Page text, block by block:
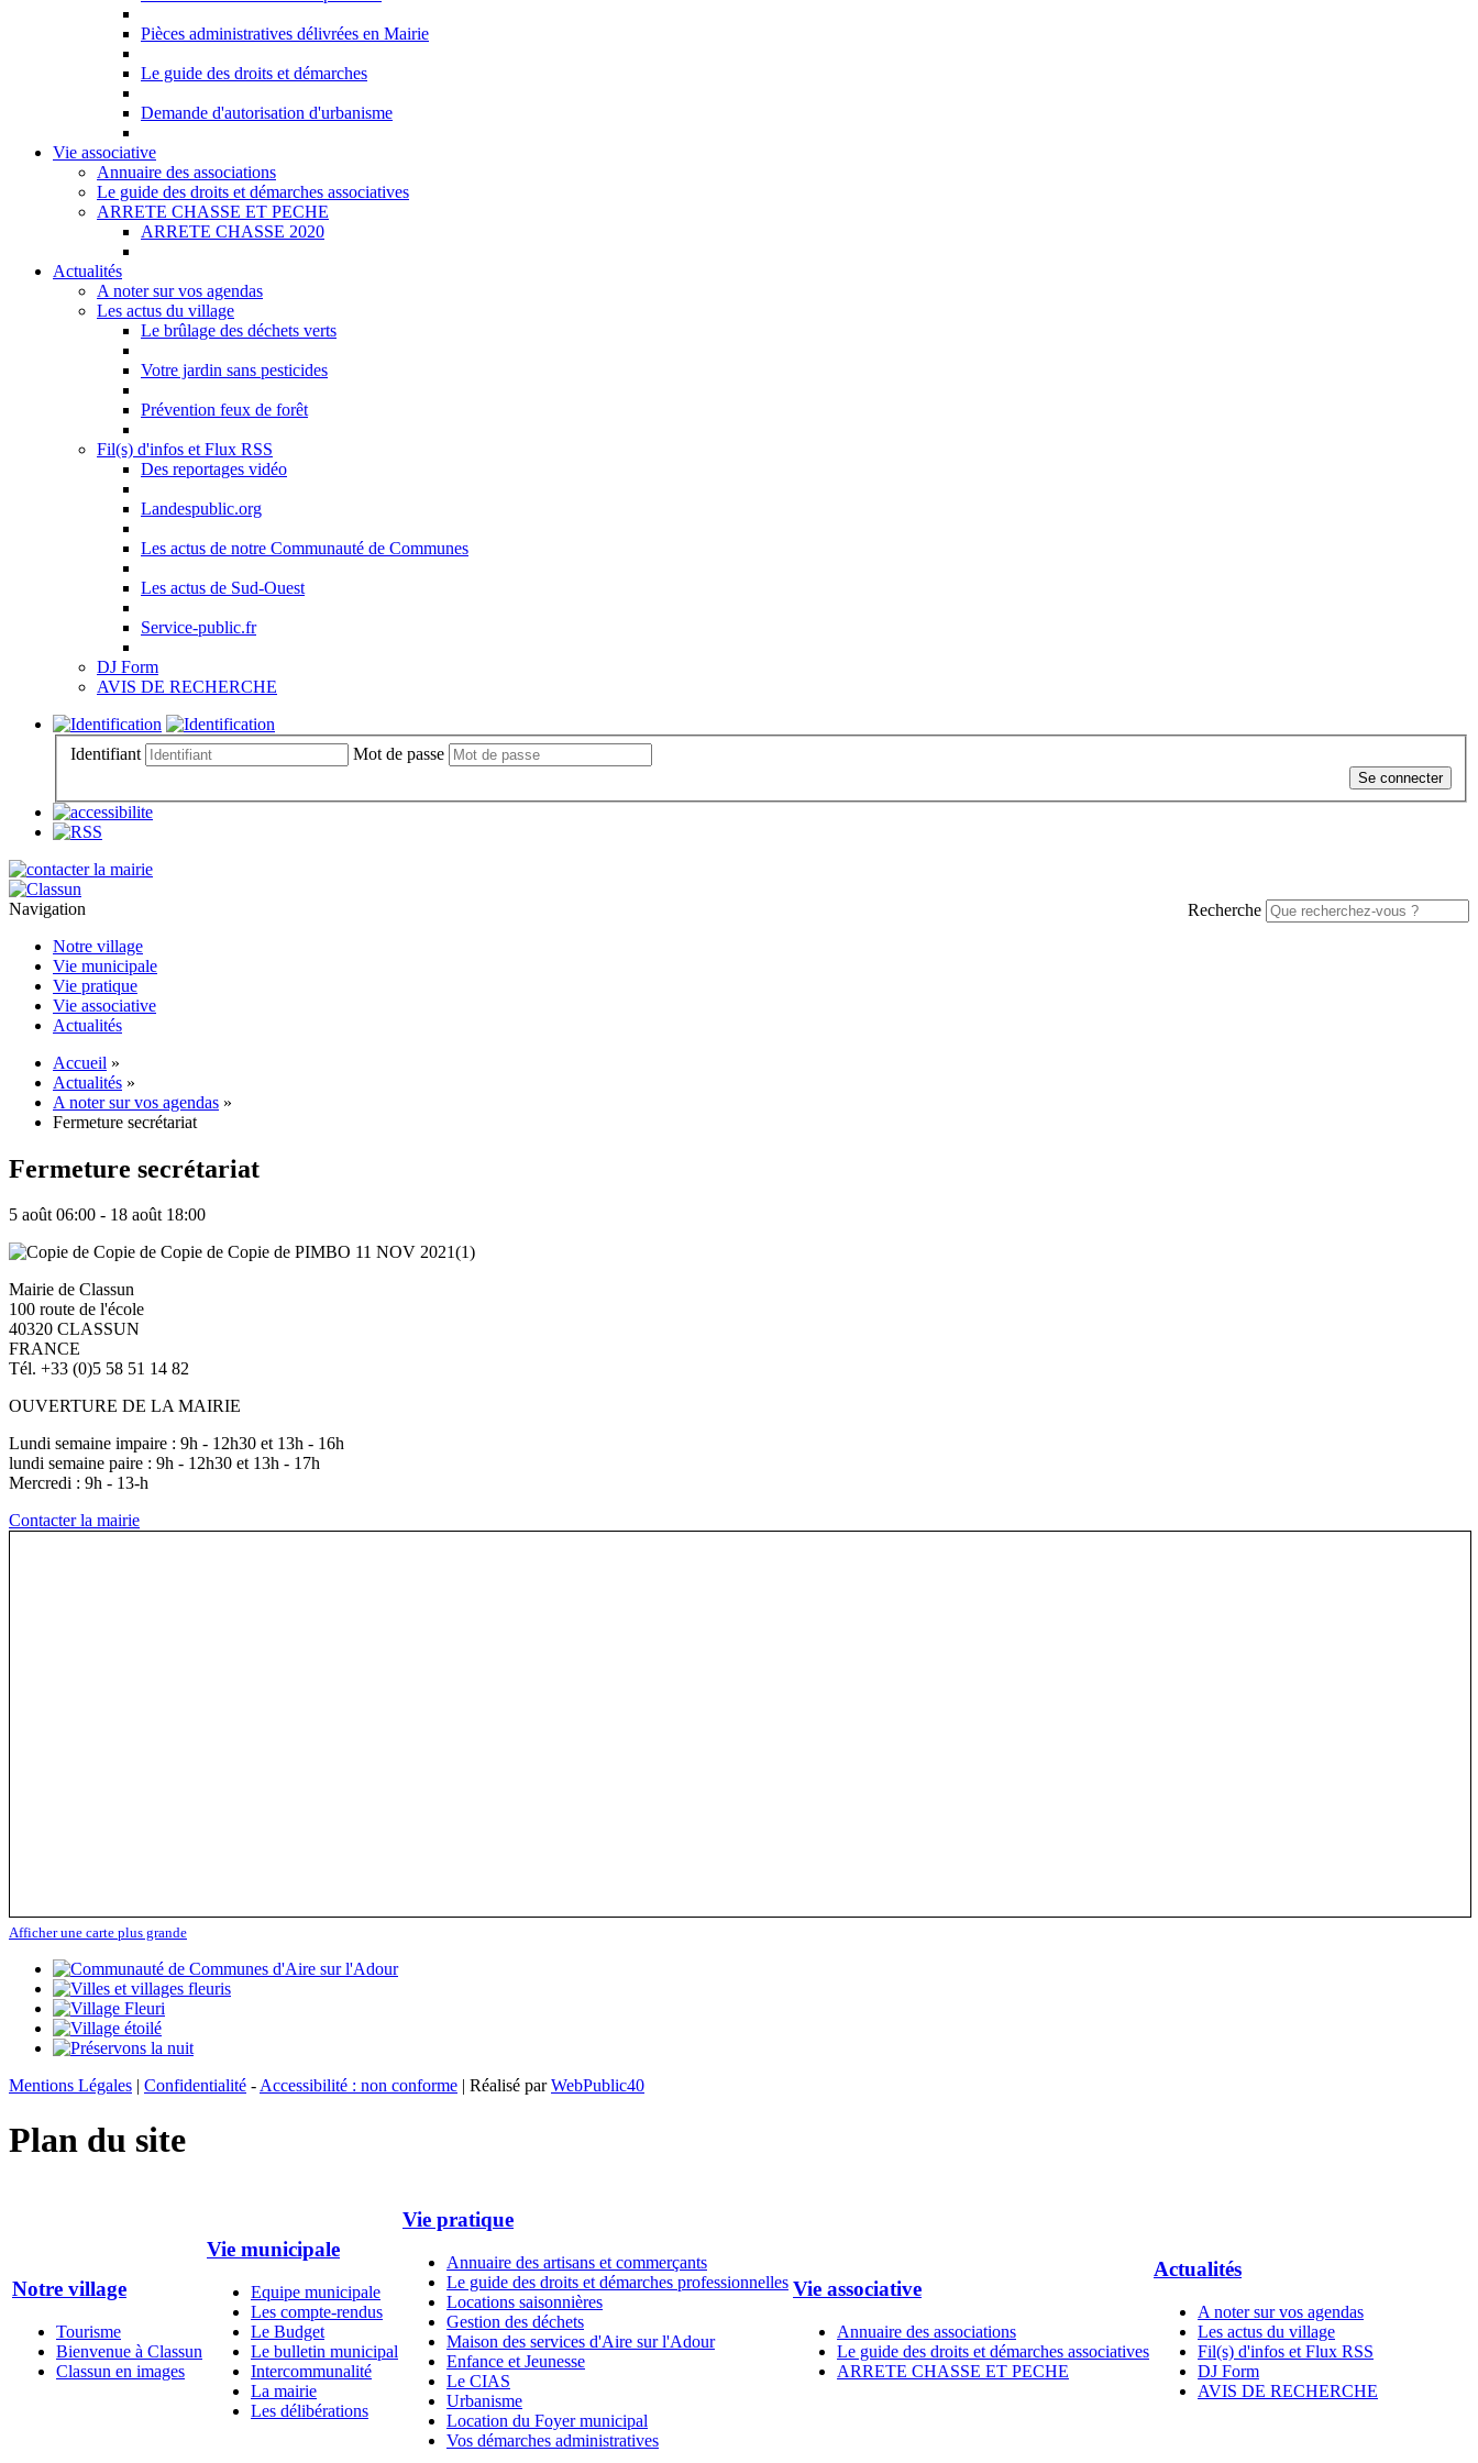
Pièces administratives délivrées en Mairie
Le guide des droits et démarches
Demande d'autorisation d'urbanisme
Vie associative
Annuaire des associations
Le guide des droits et démarches associatives
ARRETE CHASSE ET PECHE
ARRETE CHASSE 2020
Actualités
A noter sur vos agendas
Les actus du village
Le brûlage des déchets verts
Votre jardin sans pesticides
Prévention feux de forêt
Fil(s) d'infos et Flux RSS
Des reportages vidéo
Landespublic.org
Les actus de notre Communauté de Communes
Les actus de Sud-Ouest
Service-public.fr
DJ Form
AVIS DE RECHERCHE
Identifiant Mot de passe
Se connecter
Recherche
Navigation
Notre village
Vie municipale
Vie pratique
Vie associative
Actualités
Accueil »
Actualités »
A noter sur vos agendas »
Fermeture secrétariat
Fermeture secrétariat
5 août 06:00 - 18 août 18:00
Mairie de Classun
100 route de l'école
40320 CLASSUN
FRANCE
Tél. +33 (0)5 58 51 14 82
OUVERTURE DE LA MAIRIE
Lundi semaine impaire : 9h - 12h30 et 13h - 16h
lundi semaine paire : 9h - 12h30 et 13h - 17h
Mercredi : 9h - 13-h
Contacter la mairie
Afficher une carte plus grande
Mentions Légales | Confidentialité -Accessibilité : non conforme | Réalisé parWebPublic40
Plan du site
Notre village
Tourisme
Bienvenue à Classun
Classun en images
Vie municipale
Equipe municipale
Les compte-rendus
Le Budget
Le bulletin municipal
Intercommunalité
La mairie
Les délibérations
Vie pratique
Annuaire des artisans et commerçants
Le guide des droits et démarches professionnelles
Locations saisonnières
Gestion des déchets
Maison des services d'Aire sur l'Adour
Enfance et Jeunesse
Le CIAS
Urbanisme
Location du Foyer municipal
Vos démarches administratives
Vie associative
Annuaire des associations
Le guide des droits et démarches associatives
ARRETE CHASSE ET PECHE
Actualités
A noter sur vos agendas
Les actus du village
Fil(s) d'infos et Flux RSS
DJ Form
AVIS DE RECHERCHE